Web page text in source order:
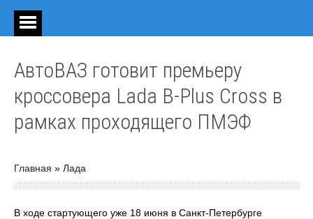
АвтоВАЗ готовит премьеру
кроссовера Lada B-Plus Cross в
рамках проходящего ПМЭФ
Главная » Лада
В ходе стартующего уже 18 июня в Санкт-Петербурге